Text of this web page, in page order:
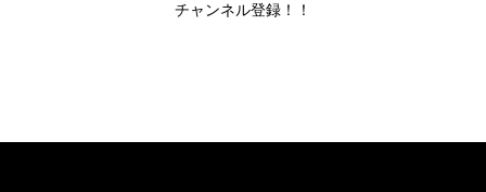
チャンネル登録！！